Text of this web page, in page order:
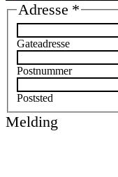
Adresse *
Gateadresse
Postnummer
Poststed
Melding